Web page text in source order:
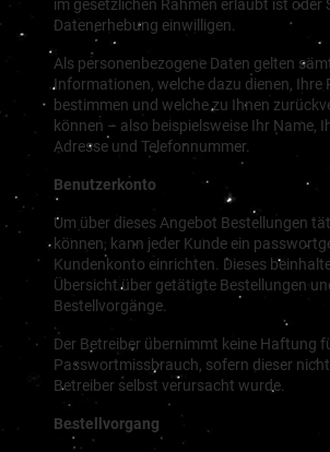
im gesetzlichen Rahmen erlaubt ist oder
Datenerhebung einwilligen.
Als personenbezogene Daten gelten
Informationen, welche dazu dienen, Ihre
bestimmen und welche zu Ihnen
können – also beispielsweise Ihr Name,
Adresse und Telefonnummer.
Benutzerkonto
Um über dieses Angebot Bestellungen
können, kann jeder Kunde ein
Kundenkonto einrichten. Dieses
Übersicht über getätigte Bestellungen
Bestellvorgänge.
Der Betreiber übernimmt keine Haftung
Passwortmissbrauch, sofern dieser
Betreiber selbst verursacht wurde.
Bestellvorgang